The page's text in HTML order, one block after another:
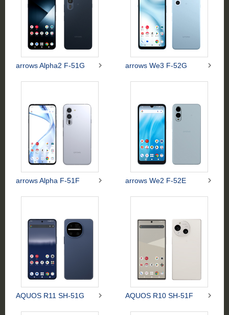
arrows Alpha2 F-51G  arrows We3 F-52G 
arrows Alpha F-51F  arrows We2 F-52E 
AQUOS R11 SH-51G  AQUOS R10 SH-51F 